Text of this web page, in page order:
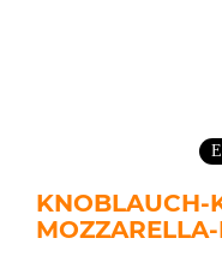
KNOBLAUCH-